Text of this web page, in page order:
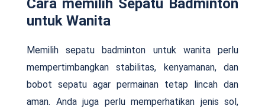
Cara memilih Sepatu Badminton
untuk Wanita
Memilih sepatu badminton untuk wanita perlu
mempertimbangkan stabilitas, kenyamanan, dan
bobot sepatu agar permainan tetap lincah dan
aman. Anda juga perlu memperhatikan jenis sol,